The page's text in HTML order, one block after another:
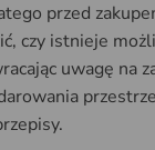
przed
czy istnieje
uwagę na